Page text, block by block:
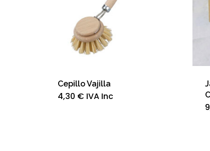
Cepillo Vajilla
4,30 € IVA Inc